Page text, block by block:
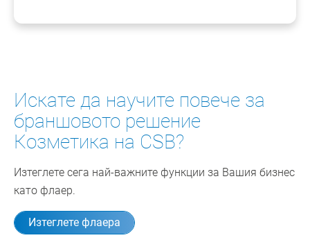
Искате да научите повече за
браншовото решение
Козметика на CSB?
Изтеглете сега най-важните функции за Вашия бизнес
като флаер.
Изтеглете флаера